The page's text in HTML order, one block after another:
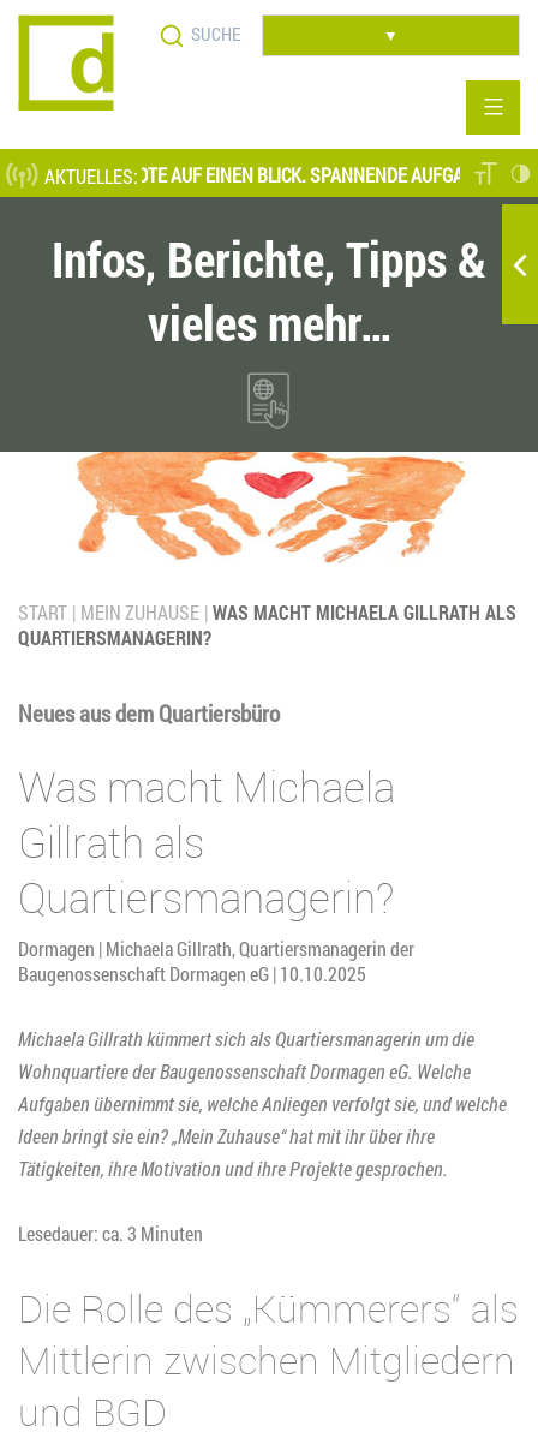
Direkt
Suche ▼
AKTUELLES:AUF EINEN BLICK. SPANNENDE AUFGABENFELDER
Infos, Berichte, Tipps &
vieles mehr…
START MEIN ZUHAUSE WAS MACHT MICHAELA GILLRATH ALS
QUARTIERSMANAGERIN?
Neues aus dem Quartiersbüro
Was macht Michaela
Gillrath als
Quartiersmanagerin?
Dormagen | Michaela Gillrath, Quartiersmanagerin der
Baugenossenschaft Dormagen eG | 10.10.2025
Michaela Gillrath kümmert sich als Quartiersmanagerin um die
Wohnquartiere der Baugenossenschaft Dormagen eG. Welche
Aufgaben übernimmt sie, welche Anliegen verfolgt sie, und welche
Ideen bringt sie ein? „Mein Zuhause“ hat mit ihr über ihre
Tätigkeiten, ihre Motivation und ihre Projekte gesprochen.
Lesedauer: ca. 3 Minuten
Die Rolle des „Kümmerers“ als
Mittlerin zwischen Mitgliedern
und BGD